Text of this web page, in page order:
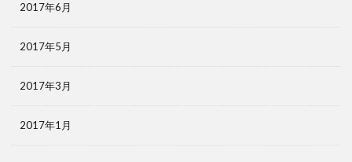
2017年6月
2017年5月
2017年3月
2017年1月